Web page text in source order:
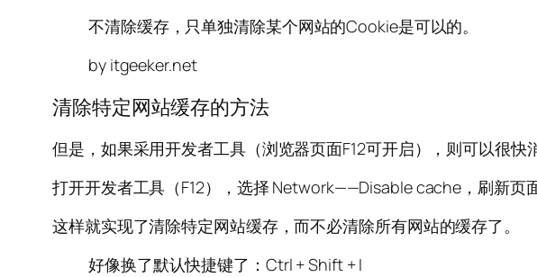
不清除缓存，只单独清除某个网站的Cookie是可以的。
by itgeeker.net
清除特定网站缓存的方法
但是，如果采用开发者工具（浏览器页面F12可开启），则可以很快
打开开发者工具（F12），选择 Network——Disable cache，刷新页
这样就实现了清除特定网站缓存，而不必清除所有网站的缓存了。
好像换了默认快捷键了：Ctrl + Shift + I